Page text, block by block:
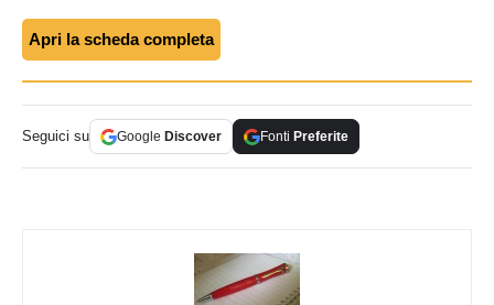
Apri la scheda completa
Seguici su Google Discover Fonti Preferite